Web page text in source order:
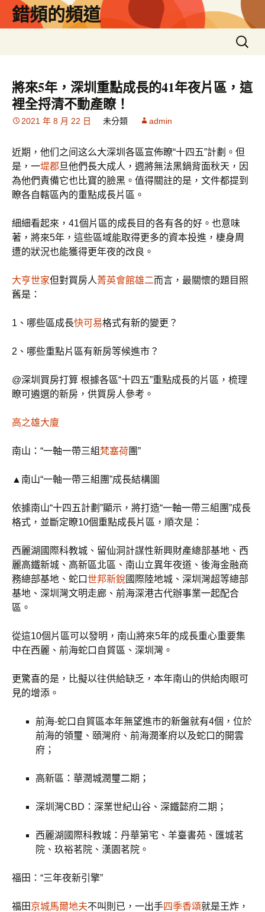
錯頻的頻道
搜
尋
鍵
字:
將來5年，深圳重點成長的41年夜片區，這
裡全捋清不動產瞭！
2021 年 8 月 22 日 未分類 admin
近期，他们之间这么大深圳各區宣佈瞭“十四五”計劃。但
是，一堤郡旦他們長大成人，週將無法黑鍋背面秋天，因
為他們責備它也比寶的臉黑。值得關註的是，文件都提到
瞭各自轄區內的重點成長片區。
細細看起來，41個片區的成長目的各有各的好。也意味
著，將來5年，這些區域能取得更多的資本投進，棲身周
遭的狀況也能獲得更年夜的改良。
大亨世家但對買房人菁英會館雄二而言，最關懷的題目照
舊是：
1、哪些區成長快可易格式有新的變更？
2、哪些重點片區有新房等候進市？
@深圳買房打算 根據各區“十四五”重點成長的片區，梳理
瞭可遴選的新房，供買房人參考。
高之雄大廈
南山：“一軸一帶三組梵塞荷團”
▲南山“一軸一帶三組團”成長結構圖
依據南山“十四五計劃”顯示，將打造“一軸一帶三組團”成長
格式，並斷定瞭10個重點成長片區，順次是：
西麗湖國際科教城、留仙洞計謀性新興財產總部基地、西
麗高鐵新城、高新區北區、南山立異年夜道、後海金融商
務總部基地、蛇口世邦新銳 國際陸地城、深圳灣超等總部
基地、深圳灣文明走廊、前海深港古代辦事業一起配合
區。
從這10個片區可以發明，南山將來5年的成長重心重要集
中在西麗、前海蛇口自貿區、深圳灣。
更驚喜的是，比擬以往供給缺乏，本年南山的供給肉眼可
見的增添。
前海-蛇口自貿區本年無望進市的新盤就有4個，位於
前海的領璽、頤灣府、前海潤峯府以及蛇口的開雲
府；
高新區：華潤城潤璽二期；
深圳灣CBD：深業世紀山谷、深鐵懿府二期；
西麗湖國際科教城：丹華第宅、羊臺書苑、匯城茗
院、玖裕茗院、漢園茗院。
福田：“三年夜新引擎”
福田京城馬爾地夫不叫則已，一出手四季香頌就是王炸，